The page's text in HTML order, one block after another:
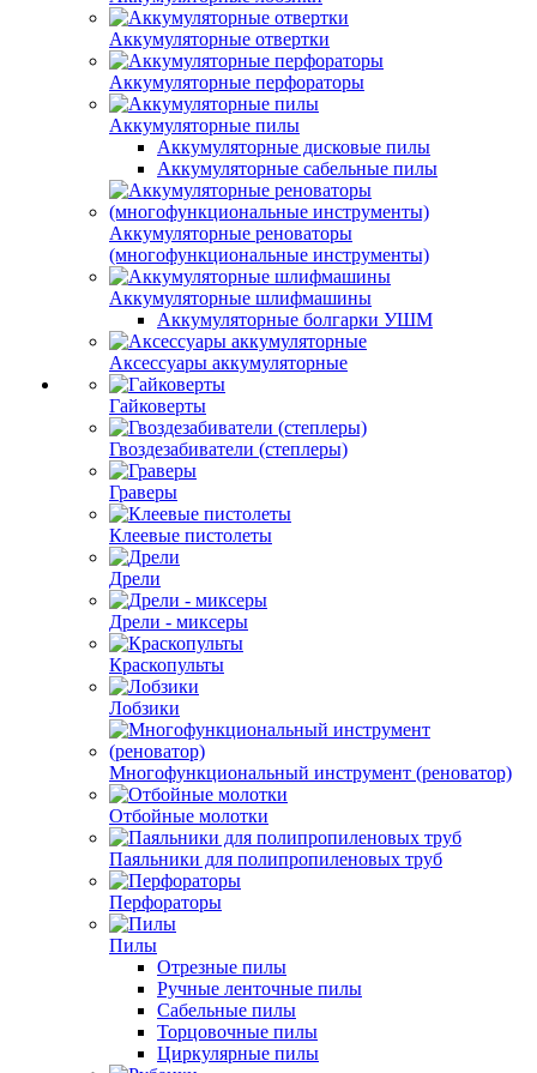
Аккумуляторные отвертки
Аккумуляторные перфораторы
Аккумуляторные пилы
Аккумуляторные дисковые пилы
Аккумуляторные сабельные пилы
Аккумуляторные реноваторы
(многофункциональные инструменты)
Аккумуляторные шлифмашины
Аккумуляторные болгарки УШМ
Аксессуары аккумуляторные
Гайковерты
Гвоздезабиватели (степлеры)
Граверы
Клеевые пистолеты
Дрели
Дрели - миксеры
Краскопульты
Лобзики
Многофункциональный инструмент (реноватор)
Отбойные молотки
Паяльники для полипропиленовых труб
Перфораторы
Пилы
Отрезные пилы
Ручные ленточные пилы
Сабельные пилы
Торцовочные пилы
Циркулярные пилы